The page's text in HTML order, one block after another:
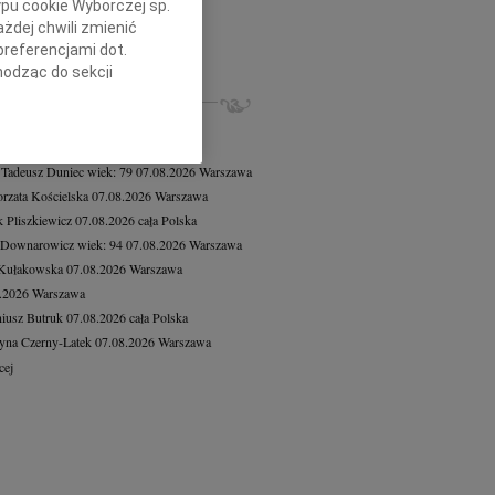
Fras23.01.2026Katowice
smutkiem żegnamy redaktora...
Duniecwiek: 7907.08.2026Warszawa
Kościelska07.08.2026Warszawa
Pliszkiewicz07.08.2026cała Polska
wiek: 9407.08.2026Warszawa
07.08.2026Warszawa
Warszawa
Butruk 07.08.2026cała Polska
Czerny-Latek 07.08.2026Warszawa
cookie Wyborczej sp.
chwili zmienić
dot.
do sekcji
przeglądarki.
identyfikacji.
pomiar reklam i